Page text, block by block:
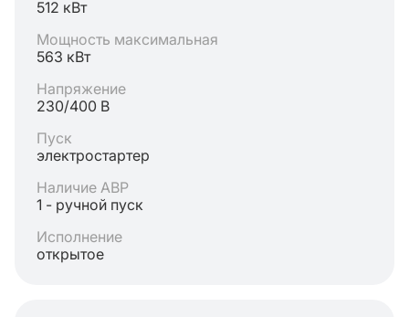
512 кВт
Мощность максимальная
563 кВт
Напряжение
230/400 В
Пуск
электростартер
Наличие АВР
1 - ручной пуск
Исполнение
открытое